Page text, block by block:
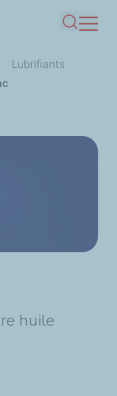
Lubrifiants
huile